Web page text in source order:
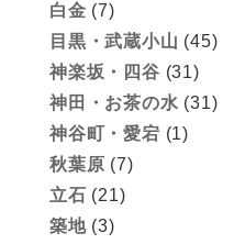
白金 (7)
目黒・武蔵小山 (45)
神楽坂・四谷 (31)
神田・お茶の水 (31)
神谷町・愛宕 (1)
秋葉原 (7)
立石 (21)
築地(3)